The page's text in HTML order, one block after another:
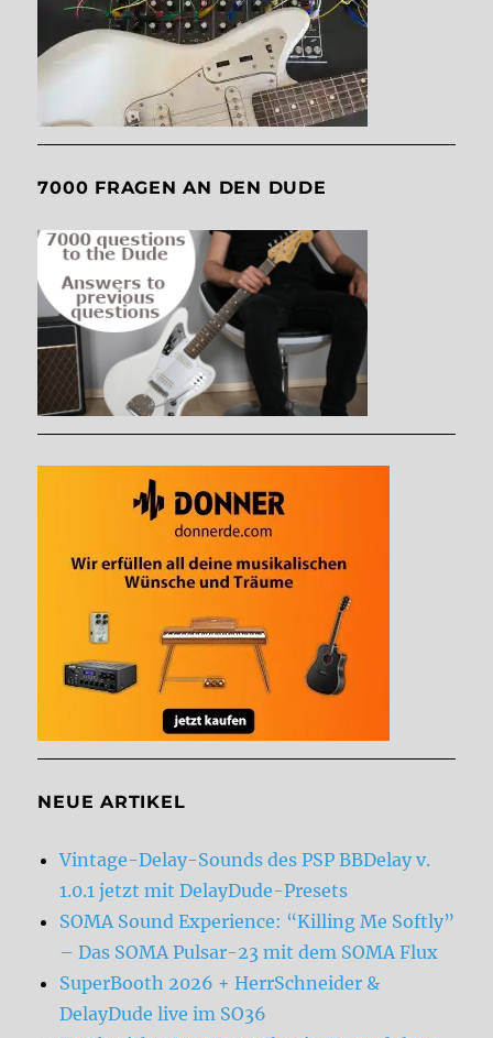
7000 FRAGEN AN DEN DUDE
NEUE ARTIKEL
Vintage-Delay-Sounds des PSP BBDelay v.
1.0.1 jetzt mit DelayDude-Presets
SOMA Sound Experience: “Killing Me Softly”
– Das SOMA Pulsar-23 mit dem SOMA Flux
SuperBooth 2026 + HerrSchneider &
DelayDude live im SO36